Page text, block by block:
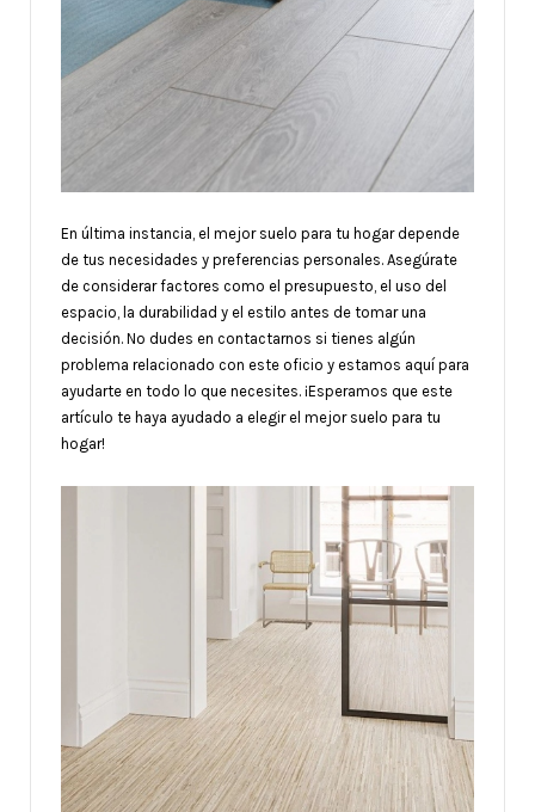
En última instancia, el mejor suelo para tu hogar depende
de tus necesidades y preferencias personales. Asegúrate
de considerar factores como el presupuesto, el uso del
espacio, la durabilidad y el estilo antes de tomar una
decisión. No dudes en contactarnos si tienes algún
problema relacionado con este oficio y estamos aquí para
ayudarte en todo lo que necesites. ¡Esperamos que este
artículo te haya ayudado a elegir el mejor suelo para tu
hogar!